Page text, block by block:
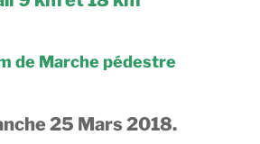
de Marche pédestre
25 Mars 2018.